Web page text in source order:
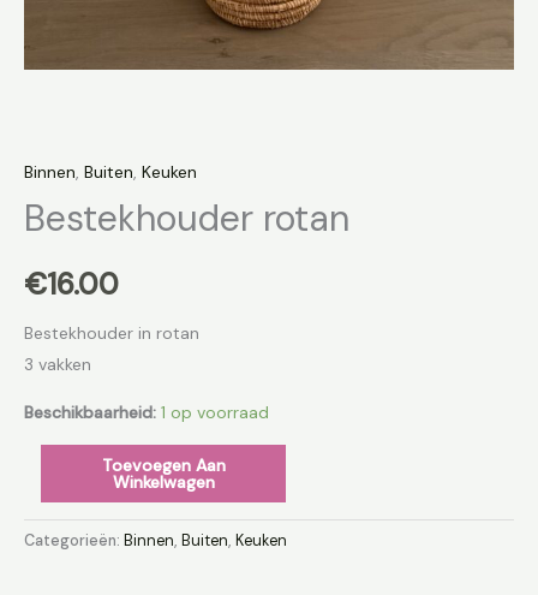
Binnen, Buiten, Keuken
Bestekhouder rotan
€16.00
Bestekhouder in rotan
3 vakken
Beschikbaarheid: 1 op voorraad
Toevoegen Aan
Winkelwagen
Categorieën: Binnen, Buiten, Keuken